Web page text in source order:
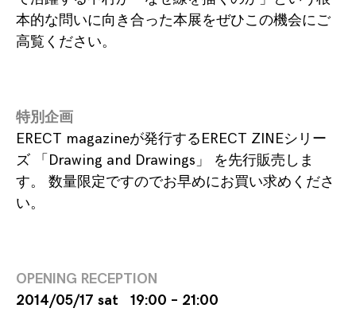
本的な問いに向き合った本展をぜひこの機会にご
高覧ください。
特別企画
ERECT magazineが発行するERECT ZINEシリー
ズ 「Drawing and Drawings」 を先行販売しま
す。 数量限定ですのでお早めにお買い求めくださ
い。
OPENING RECEPTION
2014/05/17 sat 19:00 – 21:00